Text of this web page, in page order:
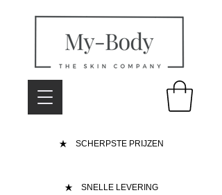
SCHERPSTE PRIJZEN
SNELLE LEVERING